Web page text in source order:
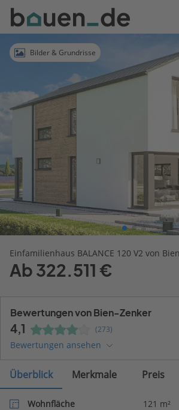
Bauen
Logo
AnmeldenBilder & Grundrisse
Einfamilienhaus BALANCE 120 V2 von
Ab 322.511 €
Bewertungen von Bien-Zenker
4,1 (273)
Bewertungen ansehen
Überblick Merkmale Preis
Wohnfläche
121 m²